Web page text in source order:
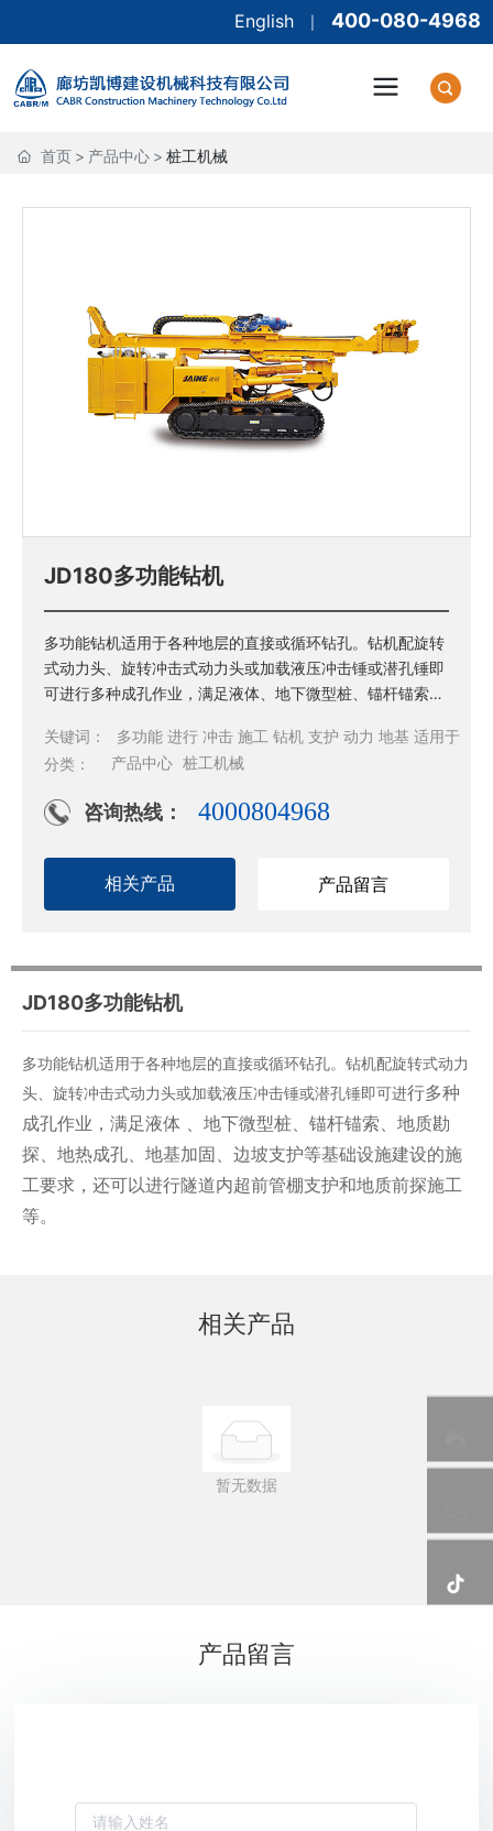
English| 400-080-4968
首页 > 产品中心 > 桩工机械
JD180多功能钻机
多功能钻机适用于各种地层的直接或循环钻孔。钻机配旋转
式动力头、旋转冲击式动力头或加载液压冲击锤或潜孔锤即
可进行多种成孔作业，满足液体、地下微型桩、锚杆锚索、
的施工要求，还可以进行隧道内超前管棚支护和地质前探施
工等。
关键词：
多功能 进行 冲击 施工 钻机 支护 动力 地基 适用于
分类：
产品中心 >桩工机械
咨询热线： 4000804968
相关产品 产品留言
JD180多功能钻机
多功能钻机适用于各种地层的直接或循环钻孔。钻机配旋转式动力
头、旋转冲击式动力头或加载液压冲击锤或潜孔锤即可进行多种
成孔作业，满足液体 、地下微型桩、锚杆锚索、地质勘
探、地热成孔、地基加固、边坡支护等基础设施建设的施
工要求，还可以进行隧道内超前管棚支护和地质前探施工
等。
相关产品
暂无数据
产品留言